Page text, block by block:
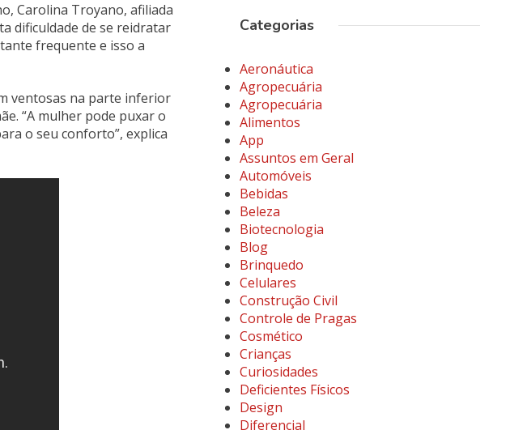
Carolina Troyano, afiliada
dificuldade de se reidratar
frequente e isso a
ventosas na parte inferior
“A mulher pode puxar o
o seu conforto”, explica
Categorias
Aeronáutica
Agropecuária
Agropecuária
Alimentos
App
Assuntos em Geral
Automóveis
Bebidas
Beleza
Biotecnologia
Blog
Brinquedo
Celulares
Construção Civil
Controle de Pragas
Cosmético
Crianças
Curiosidades
Deficientes Físicos
Design
Diferencial